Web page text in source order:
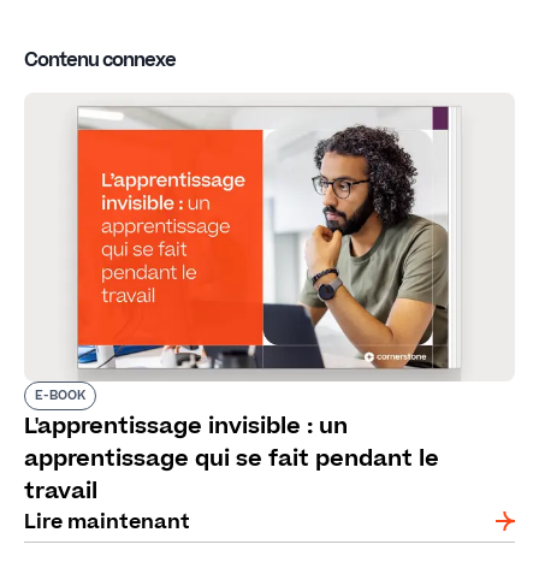
Contenu connexe
E-BOOK
L'apprentissage invisible : un
apprentissage qui se fait pendant le
travail
Lire maintenant